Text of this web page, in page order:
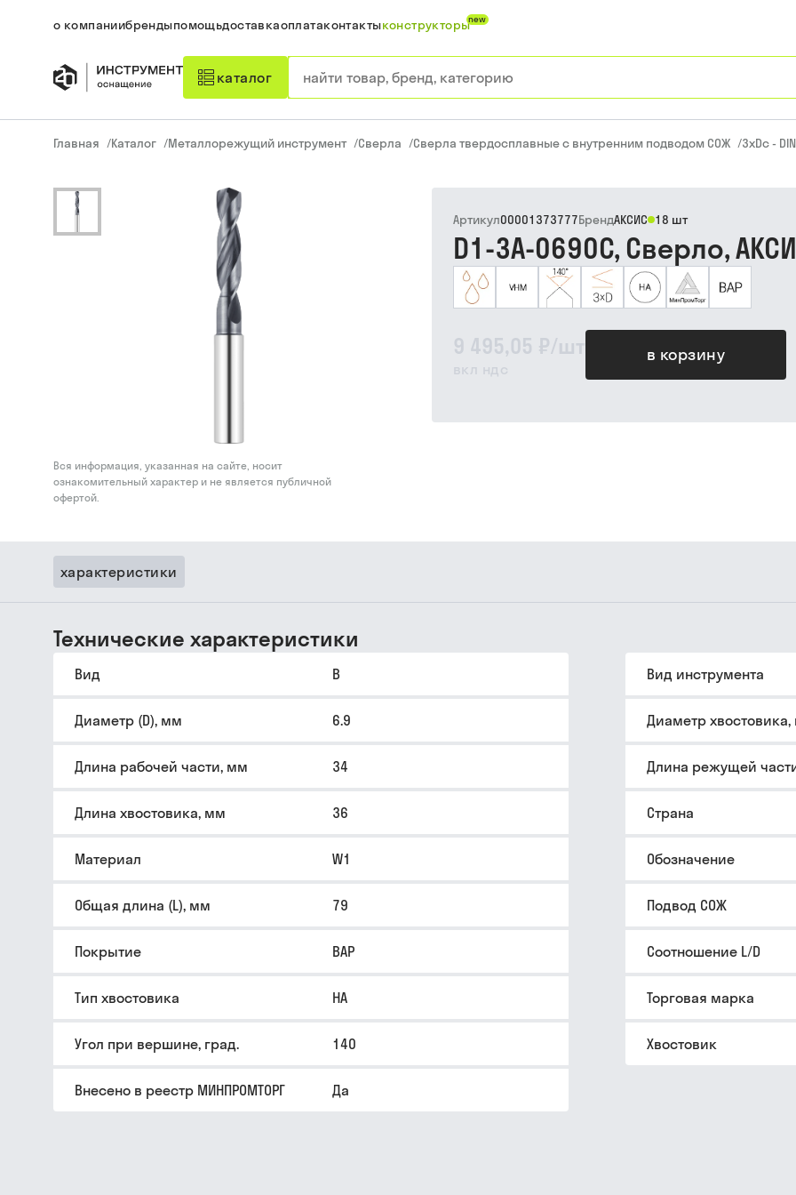
о компаниибрендыпомощьдоставкаоплатаконтактыконструкторыnew
каталог
Главная /Каталог /Металлорежущий инструмент /Сверла /Сверла твердосплавные с внутренним подводом СОЖ /3xDc -
Вся информация, указанная на сайте, носит
ознакомительный характер и не является публичной
офертой.
9 495,05 ₽/шт
вкл ндс
в корзину
Артикул00001373777БрендАКСИС 18 шт
D1-3A-0690C, Сверло,
характеристики
Технические характеристики
Вид B Вид инструмента
Диаметр (D), мм 6.9 Диаметр
Длина рабочей части, мм 34 Длина режущей
Длина хвостовика, мм 36 Страна
Материал W1 Обозначение
Общая длина (L), мм 79 Подвод СОЖ
Покрытие BAP Соотношение L/D
Тип хвостовика HA Торговая марка
Угол при вершине, град. 140 Хвостовик
Внесено в реестр МИНПРОМТОРГ Да